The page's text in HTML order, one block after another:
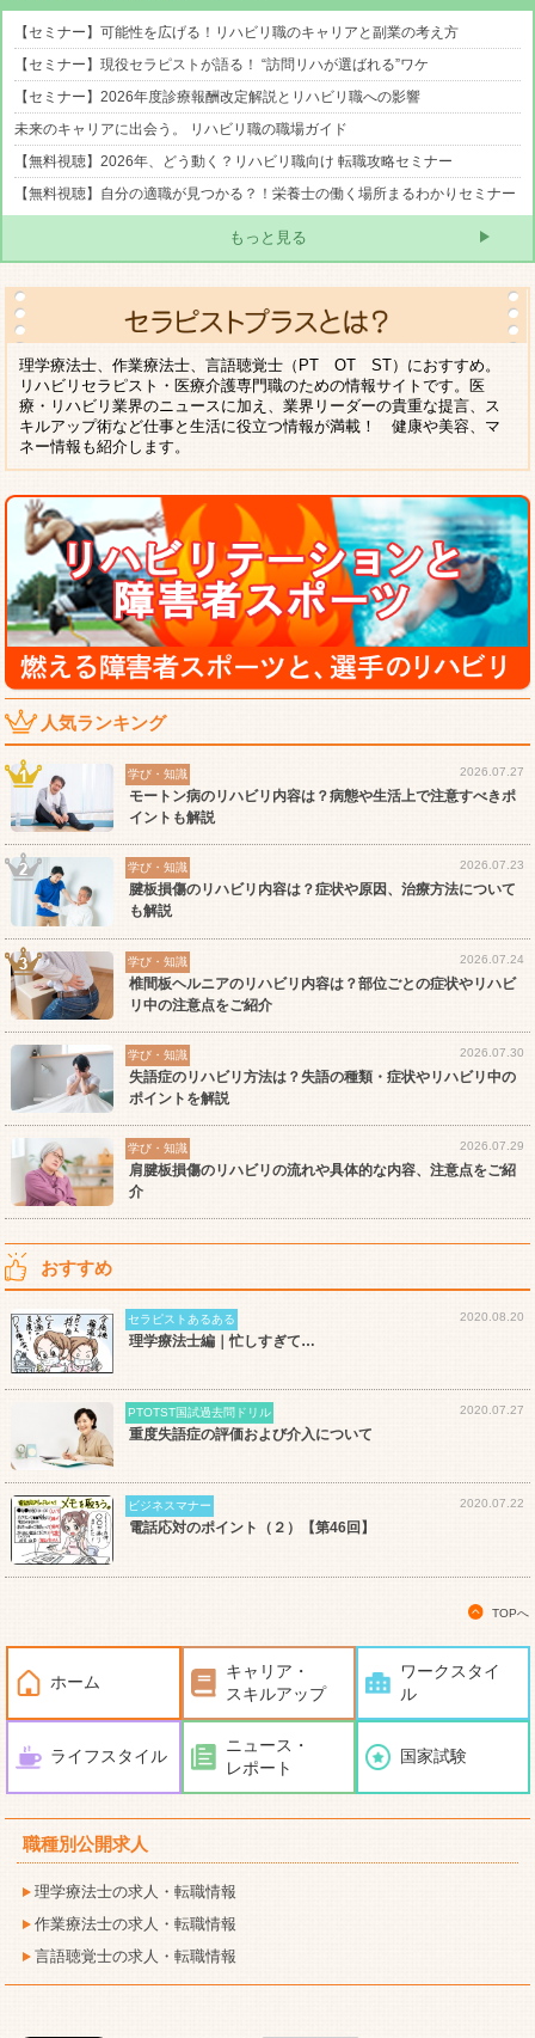
【セミナー】可能性を広げる！リハビリ職のキャリアと副業の考え方
【セミナー】現役セラピストが語る！ “訪問リハが選ばれる”ワケ
【セミナー】2026年度診療報酬改定解説とリハビリ職への影響
未来のキャリアに出会う。 リハビリ職の職場ガイド
【無料視聴】2026年、どう動く？リハビリ職向け 転職攻略セミナー
【無料視聴】自分の適職が見つかる？！栄養士の働く場所まるわかりセミナー
もっと見る
理学療法士、作業療法士、言語聴覚士（PT OT ST）におすすめ。
リハビリセラピスト・医療介護専門職のための情報サイトです。医
療・リハビリ業界のニュースに加え、業界リーダーの貴重な提言、ス
キルアップ術など仕事と生活に役立つ情報が満載！ 健康や美容、マ
ネー情報も紹介します。
人気ランキング
学び・知識 2026.07.27
モートン病のリハビリ内容は？病態や生活上で注意すべきポ
イントも解説
学び・知識 2026.07.23
腱板損傷のリハビリ内容は？症状や原因、治療方法について
も解説
学び・知識 2026.07.24
椎間板ヘルニアのリハビリ内容は？部位ごとの症状やリハビ
リ中の注意点をご紹介
学び・知識 2026.07.30
失語症のリハビリ方法は？失語の種類・症状やリハビリ中の
ポイントを解説
学び・知識 2026.07.29
肩腱板損傷のリハビリの流れや具体的な内容、注意点をご紹
介
おすすめ
セラピストあるある 2020.08.20
理学療法士編｜忙しすぎて…
PTOTST国試過去問ドリル 2020.07.27
重度失語症の評価および介入について
ビジネスマナー 2020.07.22
電話応対のポイント（２）【第46回】
TOPへ
ホーム
キャリア・
スキルアップ
ワークスタイ
ル
ライフスタイル
ニュース・
レポート
国家試験
職種別公開求人
理学療法士の求人・転職情報
作業療法士の求人・転職情報
言語聴覚士の求人・転職情報